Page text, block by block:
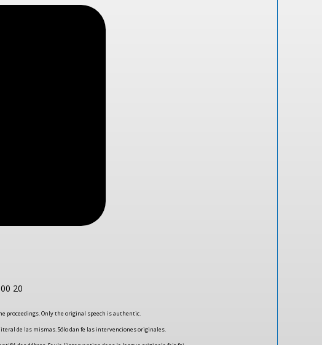
20
proceedings. Only the original speech is authentic.
de las mismas. Sólo dan fe las intervenciones originales.